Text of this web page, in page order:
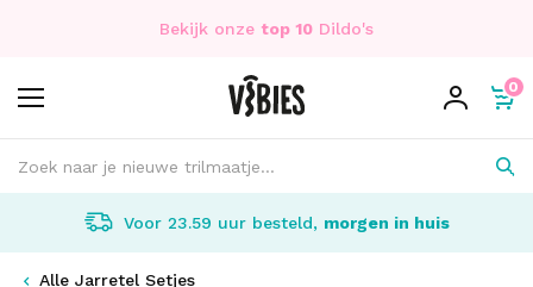
Bekijk onze top 10 Dildo's
0
Voor 23.59 uur besteld, morgen in huis
Alle Jarretel Setjes